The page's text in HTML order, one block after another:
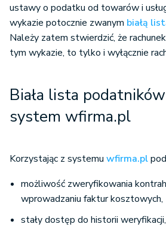
ustawy o podatku od towarów i
wykazie potocznie zwanym białą
Należy zatem stwierdzić, że
tym wykazie, to tylko i wyłącznie
Biała lista
system wfirma.pl
Korzystając z systemu wfirma.pl
możliwość zweryfikowania
wprowadzaniu faktur kosztowych,
stały dostęp do historii weryfikacji,